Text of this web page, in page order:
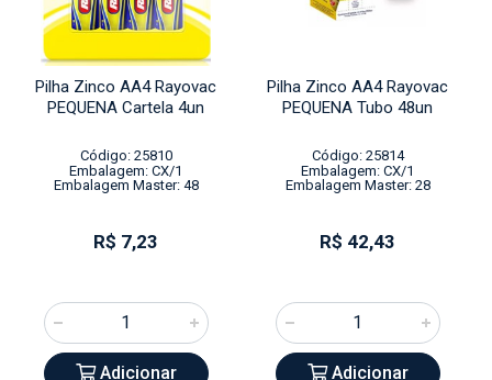
Pilha Zinco AA4 Rayovac
PEQUENA Cartela 4un
Código: 25810
Embalagem: CX/1
Embalagem Master: 48
R$ 7,23
Adicionar
Pilha Zinco AA4 Rayovac
PEQUENA Tubo 48un
Código: 25814
Embalagem: CX/1
Embalagem Master: 28
R$ 42,43
Adicionar